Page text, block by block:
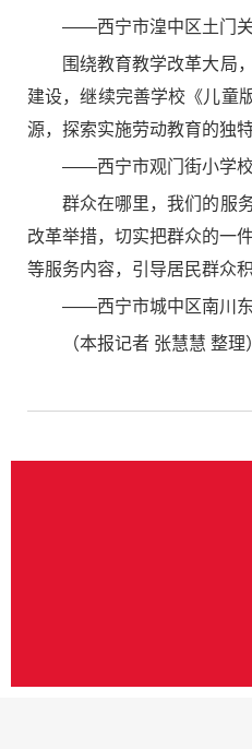
——西宁市湟中区土门
围绕教育教学改革大局
建设，继续完善学校《儿童
源，探索实施劳动教育的独
——西宁市观门街小学
群众在哪里，我们的服
改革举措，切实把群众的一
等服务内容，引导居民群众
——西宁市城中区南川东
（本报记者 张慧慧 整理